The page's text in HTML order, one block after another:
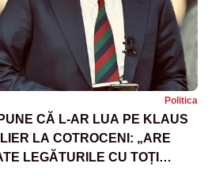
Politica
CĂ L-AR LUA PE KLAUS
LA COTROCENI: „ARE
LEGĂTURILE CU TOȚI